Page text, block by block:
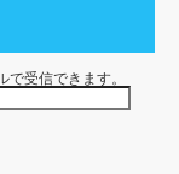
受信できます。